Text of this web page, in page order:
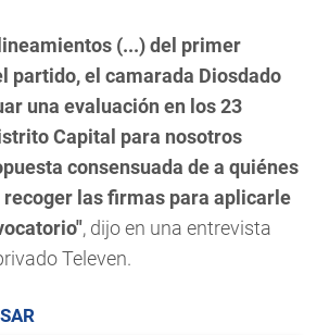
(...) del primer
partido, el camarada Diosdado
una evaluación en los 23
Capital para nosotros
consensuada de a quiénes
recoger las firmas para aplicarle
, dijo en una entrevista
Televen.